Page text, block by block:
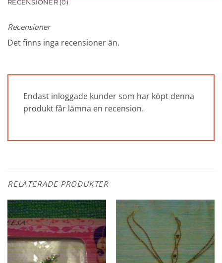
RECENSIONER (0)
Recensioner
Det finns inga recensioner än.
Endast inloggade kunder som har köpt denna
produkt får lämna en recension.
RELATERADE PRODUKTER